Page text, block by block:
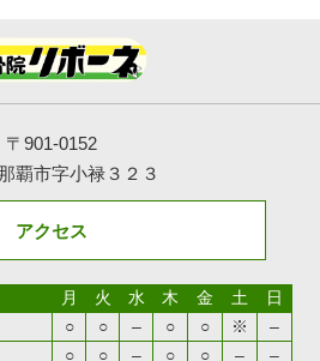
〒901-0152
覇市字小禄３２３
アクセス
月 火 水 木 金 土
日
○ ○ – ○ ○ ※
–
○ ○ – ○ ○ – –